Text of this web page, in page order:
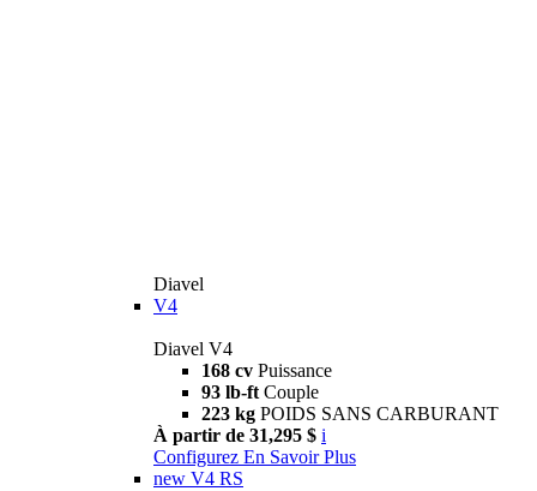
Diavel
V4
Diavel V4
168 cv Puissance
93 lb-ft Couple
223 kg POIDS SANS CARBURANT
À partir de 31,295 $ i
Configurez En Savoir Plus
new V4 RS